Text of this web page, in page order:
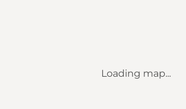
Loading map...